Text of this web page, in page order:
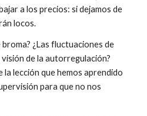
a los precios: si dejamos de
locos.
broma? ¿Las fluctuaciones de
de la autorregulación?
lección que hemos aprendido
para que no nos